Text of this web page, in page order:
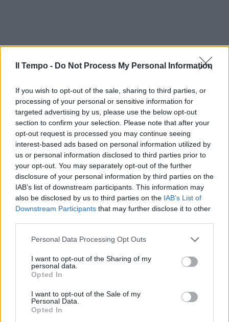
Il Tempo - Do Not Process My Personal Information
If you wish to opt-out of the sale, sharing to third parties, or
processing of your personal or sensitive information for
targeted advertising by us, please use the below opt-out
section to confirm your selection. Please note that after your
opt-out request is processed you may continue seeing
interest-based ads based on personal information utilized by
us or personal information disclosed to third parties prior to
your opt-out. You may separately opt-out of the further
disclosure of your personal information by third parties on the
IAB’s list of downstream participants. This information may
also be disclosed by us to third parties on the IAB’s List of
Downstream Participants that may further disclose it to other
Personal Data Processing Opt Outs
I want to opt-out of the Sharing of my
personal data.
Opted In
I want to opt-out of the Sale of my
Personal Data.
Opted In